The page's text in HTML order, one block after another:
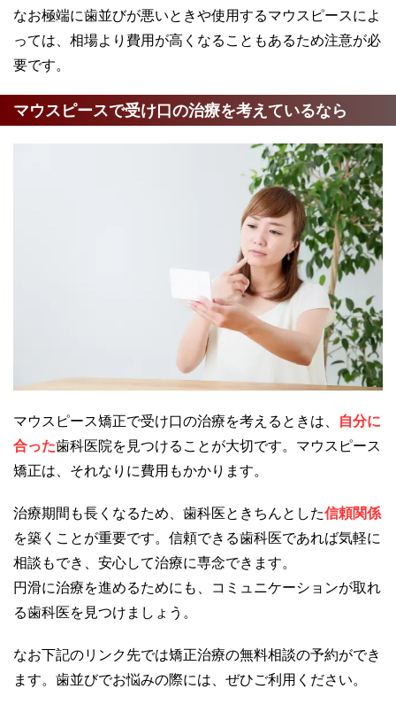
なお極端に歯並びが悪いときや使用するマウスピースによ
っては、相場より費用が高くなることもあるため注意が必
要です。
マウスピースで受け口の治療を考えているなら
マウスピース矯正で受け口の治療を考えるときは、 自分に
合った歯科医院を見つけることが大切です。マウスピース
矯正は、それなりに費用もかかります。
治療期間も長くなるため、歯科医ときちんとした信頼関係
を築くことが重要です。信頼できる歯科医であれば気軽に
相談もでき、安心して治療に専念できます。
円滑に治療を進めるためにも、コミュニケーションが取れ
る歯科医を見つけましょう。
なお下記のリンク先では矯正治療の無料相談の予約ができ
ます。歯並びでお悩みの際には、ぜひご利用ください。